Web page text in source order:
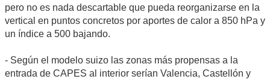
pero no es nada descartable que pueda reorganizarse en la
vertical en puntos concretos por aportes de calor a 850 hPa y
un índice a 500 bajando.
- Según el modelo suizo las zonas más propensas a la
entrada de CAPES al interior serían Valencia, Castellón y